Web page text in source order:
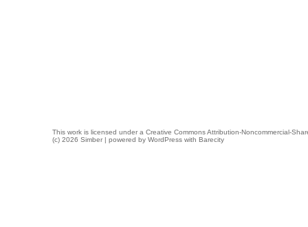
This work is licensed under a Creative Commons Attribution-Noncommercial-
(c) 2026 Simber | powered by WordPress with Barecity